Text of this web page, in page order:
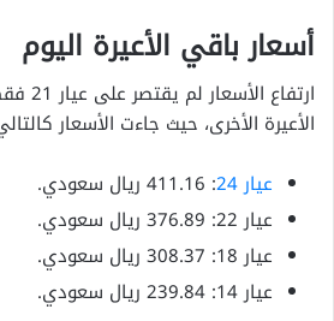
أسعار باقي الأعيرة اليوم
الأعيرة الأخرى، حيث جاءت الأسعار
عيار 24
: 411.16 ريال سعودي.
عيار 22: 376.89 ريال سعودي.
عيار 18: 308.37 ريال سعودي.
عيار 14: 239.84 ريال سعودي.